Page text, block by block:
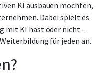
KI ausbauen möchten,
Dabei spielt es
mit KI hast oder nicht –
für jeden an.